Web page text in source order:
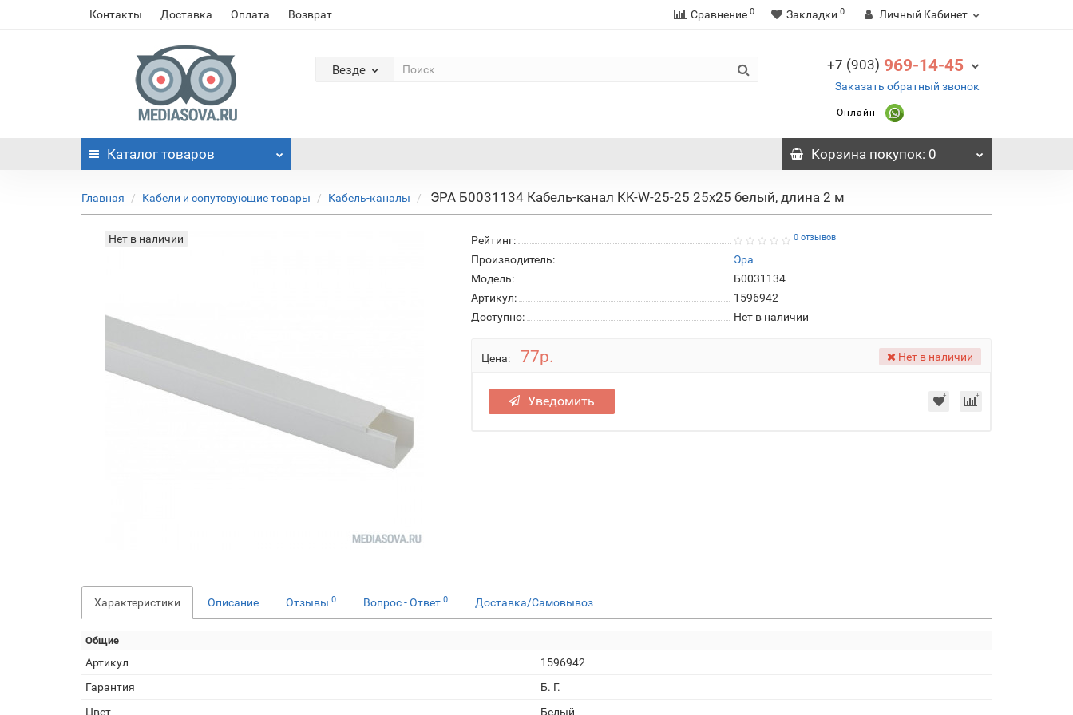
Контакты Доставка Оплата Возврат Сравнение 0 Закладки 0 Личный Кабинет
Везде +7 (903) 969-14-45
Заказать обратный звонок
Онлайн -
Каталог товаров Корзинапокупок: 0
Главная Кабели и сопутсвующие товары Кабель-каналы ЭРА Б0031134 Кабель-канал KK-W-25-25 25x25 белый, длина 2 м
Нет в наличии Рейтинг: 0 отзывов
Производитель:
Эра
Модель:
Б0031134
Артикул:
1596942
Доступно:
Нет в наличии
Цена: 77р. Нет в наличии
Уведомить
Характеристики Описание Отзывы 0 Вопрос - Ответ 0 Доставка/Самовывоз
Общие
Артикул
1596942
Гарантия
Б. Г.
Цвет
Белый